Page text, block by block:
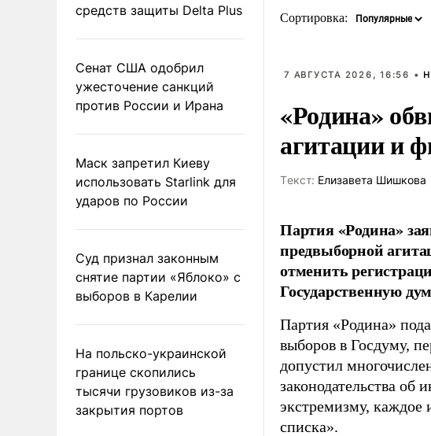
средств защиты Delta Plus
Сенат США одобрил
ужесточение санкций
против России и Ирана
Маск запретил Киеву
использовать Starlink для
ударов по России
Суд признал законным
снятие партии «Яблоко» с
выборов в Карелии
На польско-украинской
границе скопились
тысячи грузовиков из-за
закрытия портов
Сортировка:
7 АВГУСТА 2026, 16:56 •
«Родина»
агитации и
Tекст: Елизавета Шишкова
Партия «Родина»
предвыборной
отменить
Государственную
Партия «Родина»
выборов в Госдуму,
допустил
законодательства об
экстремизму, каждое
списка».